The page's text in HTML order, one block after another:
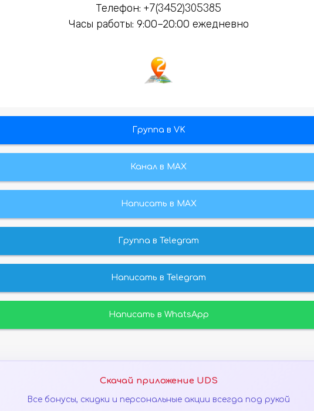
Телефон: +7(3452)305385
Часы работы: 9:00–20:00 ежедневно
Группа в VK
Канал в МАХ
Написать в MAX
Группа в Telegram
Написать в Telegram
Написать в WhatsApp
Скачай приложение UDS
Все бонусы, скидки и персональные акции всегда под рукой